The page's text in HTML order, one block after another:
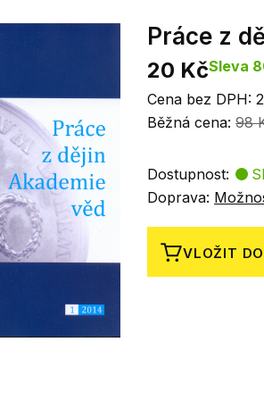
Práce z
20 KčSleva
Cena bez DPH:
Běžná cena: 98
Dostupnost:
Doprava:
VLOŽIT